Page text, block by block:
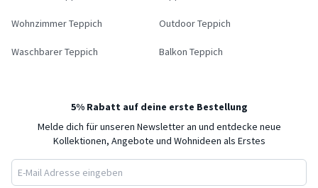
Wohnzimmer Teppich Outdoor Teppich
Waschbarer Teppich Balkon Teppich
5% Rabatt auf deine erste Bestellung
Melde dich für unseren Newsletter an und entdecke neue
Kollektionen, Angebote und Wohnideen als Erstes